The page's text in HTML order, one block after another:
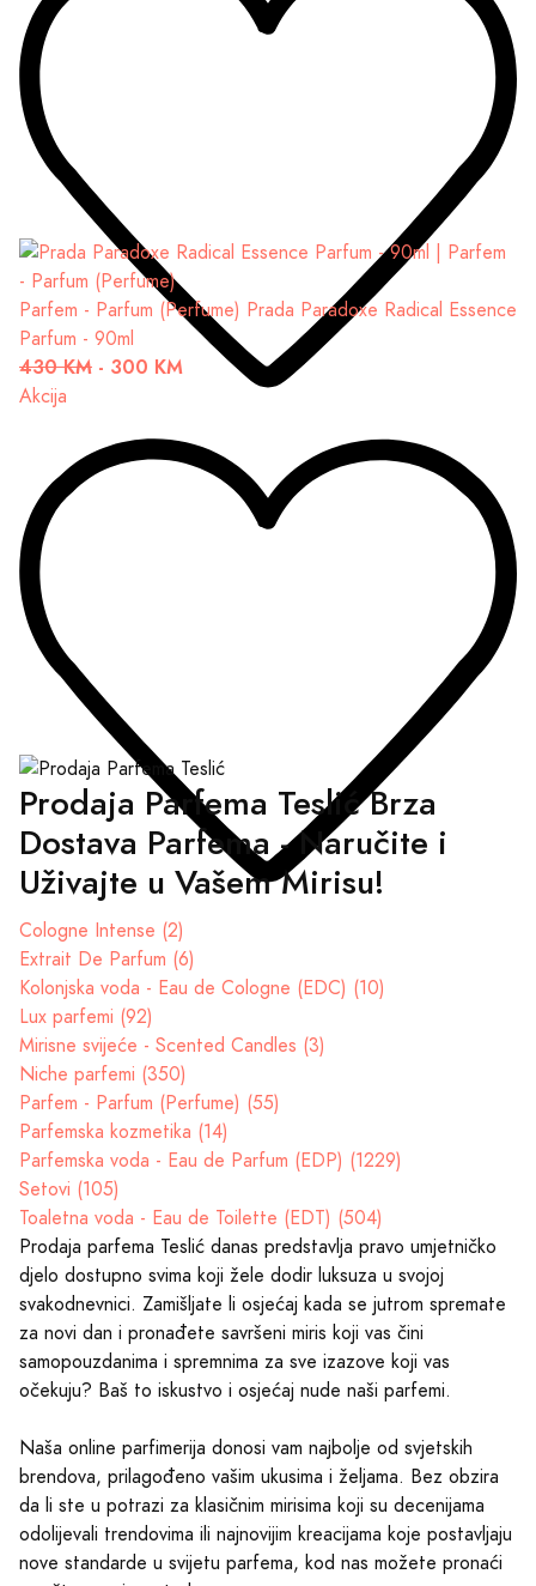
Parfem - Parfum (Perfume) Prada Paradoxe Radical Essence
Parfum - 90ml
430 KM - 300 KM
Akcija
Prodaja Parfema Teslić Brza
Dostava Parfema - Naručite i
Uživajte u Vašem Mirisu!
Cologne Intense (2)
Extrait De Parfum (6)
Kolonjska voda - Eau de Cologne (EDC) (10)
Lux parfemi (92)
Mirisne svijeće - Scented Candles (3)
Niche parfemi (350)
Parfem - Parfum (Perfume) (55)
Parfemska kozmetika (14)
Parfemska voda - Eau de Parfum (EDP) (1229)
Setovi (105)
Toaletna voda - Eau de Toilette (EDT) (504)
Prodaja parfema Teslić danas predstavlja pravo umjetničko
djelo dostupno svima koji žele dodir luksuza u svojoj
svakodnevnici. Zamišljate li osjećaj kada se jutrom spremate
za novi dan i pronađete savršeni miris koji vas čini
samopouzdanima i spremnima za sve izazove koji vas
očekuju? Baš to iskustvo i osjećaj nude naši parfemi.
Naša online parfimerija donosi vam najbolje od svjetskih
brendova, prilagođeno vašim ukusima i željama. Bez obzira
da li ste u potrazi za klasičnim mirisima koji su decenijama
odolijevali trendovima ili najnovijim kreacijama koje postavljaju
nove standarde u svijetu parfema, kod nas možete pronaći